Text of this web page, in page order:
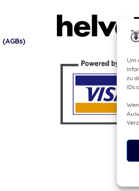
Um
zu
IDs